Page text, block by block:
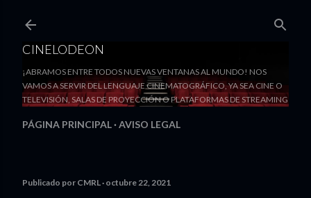
CINELODEON
¡ABRAMOS ENTRE TODOS NUEVAS VENTANAS AL MUNDO! NOS
VAMOS A SERVIR DEL LENGUAJE CINEMATOGRÁFICO, YA SEA CINE O
TELEVISIÓN, SALAS DE PROYECCIÓN O PLATAFORMAS DE STREAMING
PÁGINA PRINCIPAL AVISO LEGAL
Publicado por CMRL octubre 22, 2021